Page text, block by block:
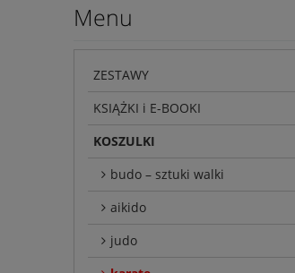
Menu
ZESTAWY
KSIĄŻKI i E-BOOKI
KOSZULKI
budo – sztuki walki
aikido
judo